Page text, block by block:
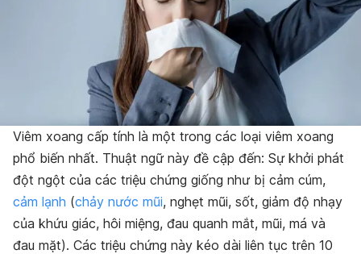
Viêm xoang cấp tính là một trong các loại viêm xoang
phổ biến nhất. Thuật ngữ này đề cập đến: Sự khởi phát
đột ngột của các triệu chứng giống như bị cảm cúm,
cảm lạnh (chảy nước mũi, nghẹt mũi, sốt, giảm độ nhạy
của khứu giác, hôi miệng, đau quanh mắt, mũi, má và
đau mặt). Các triệu chứng này kéo dài liên tục trên 10